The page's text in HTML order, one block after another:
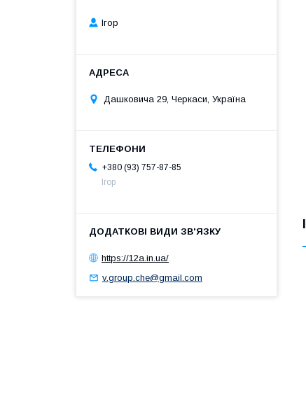
Ігор
Дашковича 29, Черкаси, Україна
+380 (93) 757-87-85
Ігор
https://12a.in.ua/
v.group.che@gmail.com